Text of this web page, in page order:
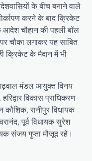
के बीच बनाने वाले
करने के बाद क्रिकेट
आदेश चौहान की पहली बॉल
चौका लगाकर यह साबित
क्रिकेट के मैदान में भी
मंडल आयुक्त विनय
विकास प्राधिकरण
कौशिक, रानीपुर विधायक
पूर्व विधायक सुरेश
संजय गुप्ता मौजूद रहे।